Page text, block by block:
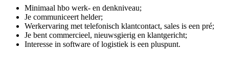
Minimaal hbo werk- en denkniveau;
Je communiceert helder;
Werkervaring met telefonisch klantcontact, sales is een pré;
Je bent commercieel, nieuwsgierig en klantgericht;
Interesse in software of logistiek is een pluspunt.